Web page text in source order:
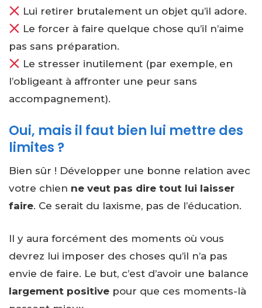
Lui retirer brutalement un objet qu’il adore.
Le forcer à faire quelque chose qu’il n’aime
pas sans préparation.
Le stresser inutilement (par exemple, en
l’obligeant à affronter une peur sans
accompagnement).
Oui, mais il faut bien lui mettre des
limites ?
Bien sûr ! Développer une bonne relation avec
votre chien ne veut pas dire tout lui laisser
faire. Ce serait du laxisme, pas de l’éducation.
Il y aura forcément des moments où vous
devrez lui imposer des choses qu’il n’a pas
envie de faire. Le but, c’est d’avoir une balance
largement positive pour que ces moments-là